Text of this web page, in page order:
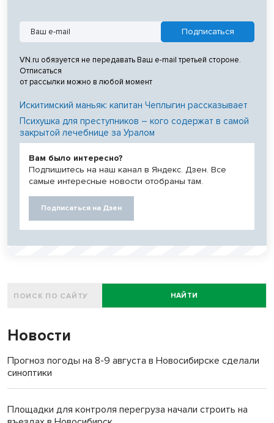
VN.ru обязуется не передавать Ваш e-mail третьей стороне.
Отписаться
от рассылки можно в любой момент
Искитимский маньяк: капитан Чеплыгин рассказывает
Психушка для преступников – кого содержат в самой
закрытой лечебнице за Уралом
Вам было интересно?
Подпишитесь на наш канал в Яндекс. Дзен. Все
самые интересные новости отобраны там.
Подписаться на Дзен
НАЙТИ
Новости
Прогноз погоды на 8-9 августа в Новосибирске сделали
синоптики
Площадки для контроля перегруза начали строить на